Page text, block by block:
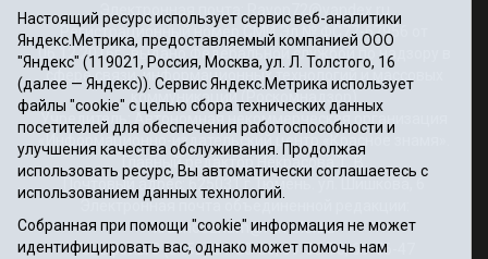
Rayon72@yandex.ru
Регистрационный номер СМИ Эл № ФС77-67956 от
06.12.2016г., выдано Федеральной службой по надзору в
сфере связи, информационных технологий и массовых
коммуникаций (Роскомнадзор)
Учредитель: Автономная некоммерческая организация
«Информационно-издательский центр «Красное знамя».
Главный редактор Некрасова Т. В.
Почтовый адрес: 625031 г.Тюмень. ул. Шишкова, 6
Электронная почта объединенной редакции:
krasnoeznam@rambler.ru
Телефоны 8 (3452) 34-80-60, 69-56-73, 69-56-47
Настоящий ресурс использует сервис веб-аналитики
Яндекс.Метрика, предоставляемый компанией ООО
"Яндекс" (119021, Россия, Москва, ул. Л. Толстого, 16
(далее — Яндекс)). Сервис Яндекс.Метрика использует
файлы "cookie" с целью сбора технических данных
посетителей для обеспечения работоспособности и
улучшения качества обслуживания. Продолжая
использовать ресурс, Вы автоматически соглашаетесь с
использованием данных технологий.
Собранная при помощи "cookie" информация не может
идентифицировать вас, однако может помочь нам